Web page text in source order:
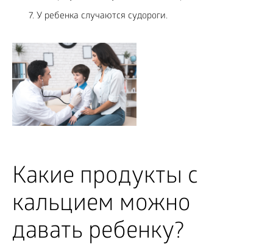
У ребенка случаются судороги.
Какие продукты с
кальцием можно
давать ребенку?